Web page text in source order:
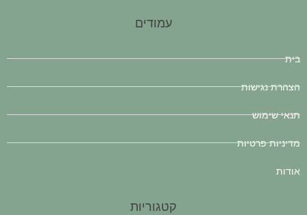
עמודים
בית
הצהרת נגישות
תנאי שימוש
מדיניות פרטיות
אודות
קטגוריות